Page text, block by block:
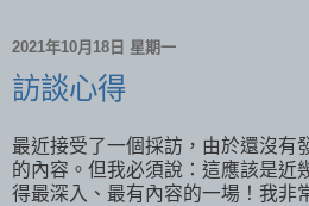
2021年10月18日 星期一
訪談心得
最近接受了一個採訪，由於還沒有
的內容。但我必須說：這應該是近
得最深入、最有內容的一場！我非